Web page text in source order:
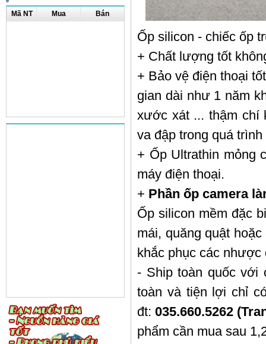
Mã NT Mua Bán
Ốp silicon - chiếc ốp
+ Chất lượng tốt
+ Bảo vệ điện thoại
gian dài như 1 năm
xước xát ... thậm chí
va đập trong quá
+ Ốp Ultrathin mỏng
máy điện thoại.
+ Phần ốp camera
Ốp silicon mềm đặc
mái, quăng quật
khắc phục các nhược
- Ship toàn quốc với
toàn và tiện lợi chỉ
đt: 035.660.5262
phẩm cần mua sau